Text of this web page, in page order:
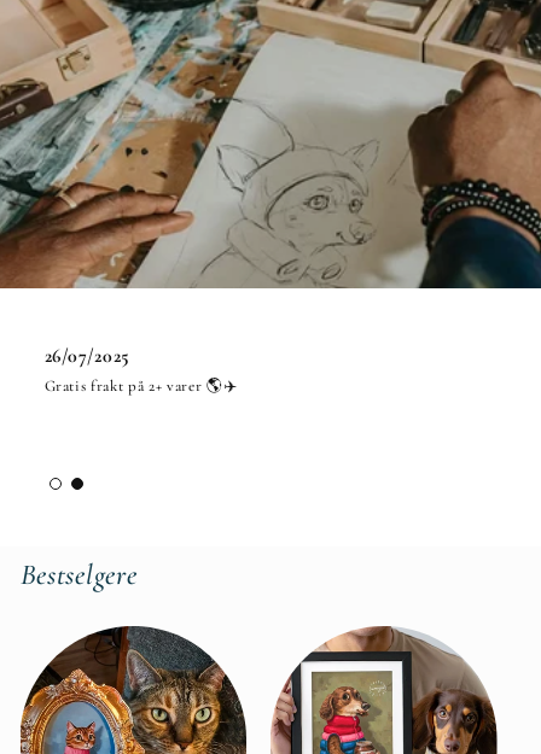
26/07/2025
Gratis frakt på 2+ varer 🌎✈️
Bestselgere